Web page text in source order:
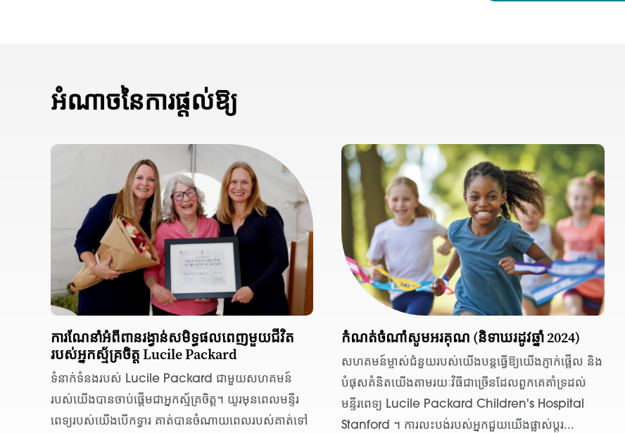
អំណាចនៃការផ្តល់ឱ្យ
ការណែនាំអំពីពានរង្វាន់សមិទ្ធផលពេញមួយជីវិត
របស់អ្នកស្ម័គ្រចិត្ត Lucile Packard
ទំនាក់ទំនងរបស់ Lucile Packard ជាមួយសហគមន៍
របស់យើងបានចាប់ផ្តើមជាអ្នកស្ម័គ្រចិត្ត។ យូរមុនពេលមន្ទីរ
ពេទ្យរបស់យើងបើកទ្វារ គាត់បានចំណាយពេលរបស់គាត់ទៅ
កំណត់ចំណាំសូមអរគុណ (និទាឃរដូវឆ្នាំ 2024)
សហគមន៍ម្ចាស់ជំនួយរបស់យើងបន្តធ្វើឱ្យយើងភ្ញាក់ផ្អើល និង
បំផុសគំនិតយើងតាមរយៈវិធីជាច្រើនដែលពួកគេគាំទ្រដល់
មន្ទីរពេទ្យ Lucile Packard Children's Hospital
Stanford ។ ការលះបង់របស់អ្នកជួយយើងផ្លាស់ប្តូរ...